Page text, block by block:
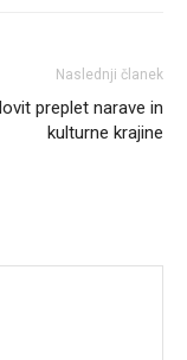
Naslednji članek
preplet narave in
kulturne krajine